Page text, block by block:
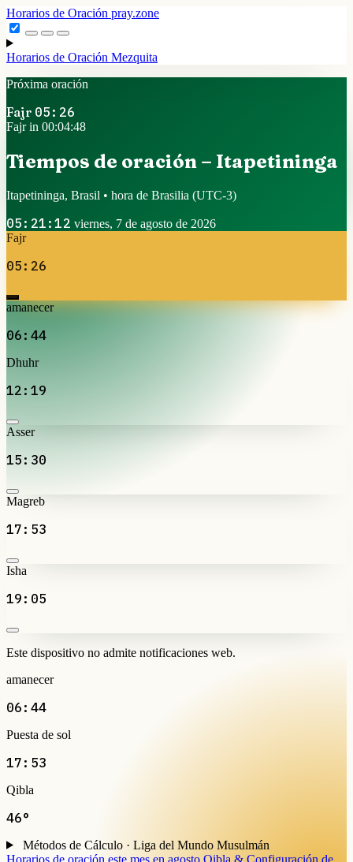
Horarios de Oración pray.zone
Horarios de Oración Mezquita
Próxima oración
Fajr 05:26
Fajr in 00:04:48
Tiempos de oración – Itapetininga
Itapetininga, Brasil • hora de Brasilia (UTC-3)
05:21:12 viernes, 7 de agosto de 2026
Fajr
05:26
amanecer
06:44
Dhuhr
12:19
Asser
15:30
Magreb
17:53
Isha
19:05
Este dispositivo no admite notificaciones web.
amanecer
06:44
Puesta de sol
17:53
Qibla
46°
Métodos de Cálculo · Liga del Mundo Musulmán
Horarios de oración este mes en agosto Qibla & Configuración de